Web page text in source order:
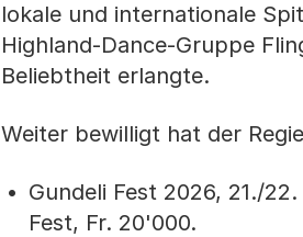
lokale und internationale
Highland-Dance-Gruppe
Beliebtheit erlangte.
Weiter bewilligt hat der
Gundeli Fest 2026, 21./
Fest, Fr. 20'000.